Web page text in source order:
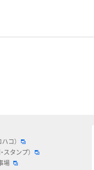
コ）
スタンプ）
場